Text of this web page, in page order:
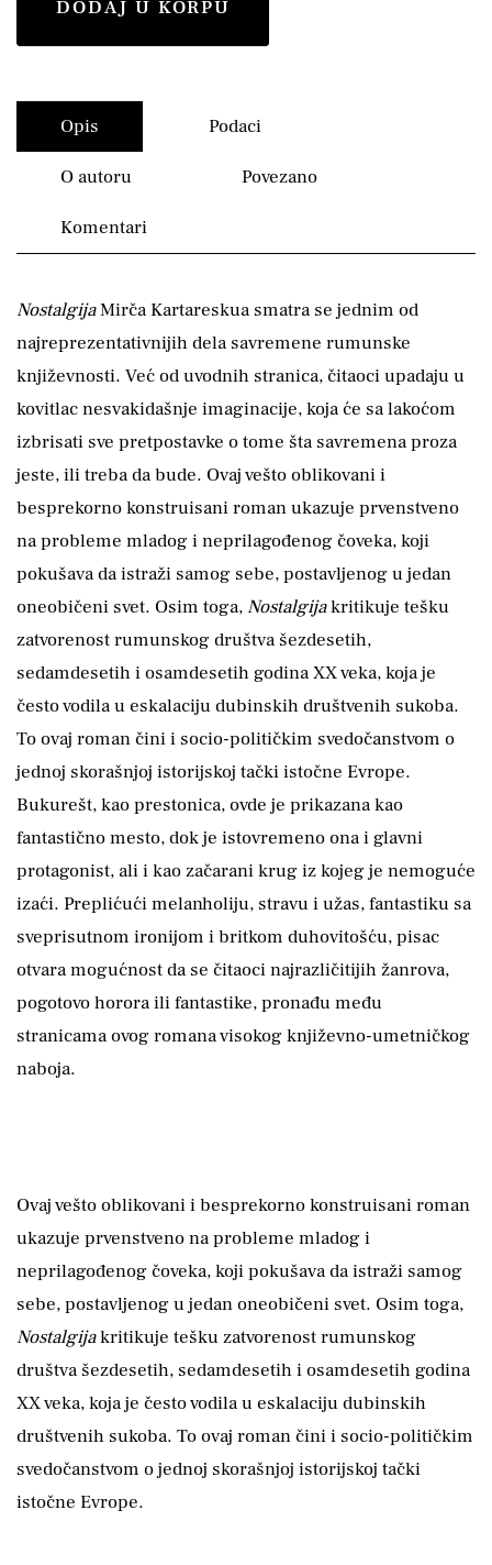
DODAJ U KORPU
Opis Podaci
O autoru Povezano
Komentari
NostalgijaMirča Kartareskua smatra se jednim od
najreprezentativnijih dela savremene rumunske
književnosti. Već od uvodnih stranica, čitaoci upadaju u
kovitlac nesvakidašnje imaginacije, koja će sa lakoćom
izbrisati sve pretpostavke o tome šta savremena proza
jeste, ili treba da bude. Ovaj vešto oblikovani i
besprekorno konstruisani roman ukazuje prvenstveno
na probleme mladog i neprilagođenog čoveka, koji
pokušava da istraži samog sebe, postavljenog u jedan
oneobičeni svet. Osim toga,Nostalgijakritikuje tešku
zatvorenost rumunskog društva šezdesetih,
sedamdesetih i osamdesetih godina XX veka, koja je
često vodila u eskalaciju dubinskih društvenih sukoba.
To ovaj roman čini i socio-političkim svedočanstvom o
jednoj skorašnjoj istorijskoj tački istočne Evrope.
Bukurešt, kao prestonica, ovde je prikazana kao
fantastično mesto, dok je istovremeno ona i glavni
protagonist, ali i kao začarani krug iz kojeg je nemoguće
izaći. Preplićući melanholiju, stravu i užas, fantastiku sa
sveprisutnom ironijom i britkom duhovitošću, pisac
otvara mogućnost da se čitaoci najrazličitijih žanrova,
pogotovo horora ili fantastike, pronađu među
stranicama ovog romana visokog književno-umetničkog
naboja.
Ovaj vešto oblikovani i besprekorno konstruisani roman
ukazuje prvenstveno na probleme mladog i
neprilagođenog čoveka, koji pokušava da istraži samog
sebe, postavljenog u jedan oneobičeni svet. Osim toga,
Nostalgijakritikuje tešku zatvorenost rumunskog
društva šezdesetih, sedamdesetih i osamdesetih godina
XX veka, koja je često vodila u eskalaciju dubinskih
društvenih sukoba. To ovaj roman čini i socio-političkim
svedočanstvom o jednoj skorašnjoj istorijskoj tački
istočne Evrope.